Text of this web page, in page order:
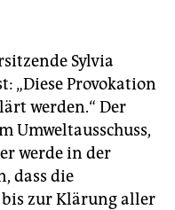
Sylvia
„Diese Provokation
werden.“ Der
Umweltausschuss,
werde in der
dass die
zur Klärung aller